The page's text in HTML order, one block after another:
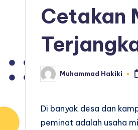
Cetakan
Posted
by
Muhammad Hakiki
Di banyak desa dan
peminat adalah usaha